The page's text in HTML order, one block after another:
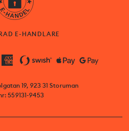
E-HANDLARE
19, 923 31 Storuman
559131-9453